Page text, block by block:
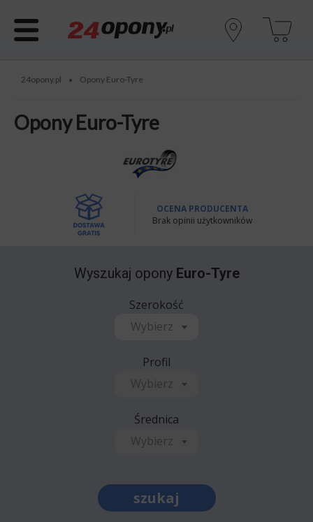
24opony.pl • Opony Euro-Tyre
Opony Euro-Tyre
OCENA PRODUCENTA
Brak opinii użytkowników
Wyszukaj opony Euro-Tyre
Szerokość
Wybierz
Profil
Wybierz
Średnica
Wybierz
szukaj